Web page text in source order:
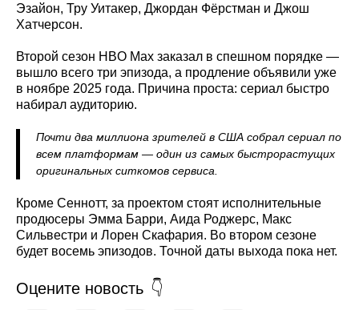
Эзайон, Тру Уитакер, Джордан Фёрстман и Джош
Хатчерсон.
Второй сезон HBO Max заказал в спешном порядке —
вышло всего три эпизода, а продление объявили уже
в ноябре 2025 года. Причина проста: сериал быстро
набирал аудиторию.
Почти два миллиона зрителей в США собрал сериал по
всем платформам — один из самых быстрорастущих
оригинальных ситкомов сервиса.
Кроме Сеннотт, за проектом стоят исполнительные
продюсеры Эмма Барри, Аида Роджерс, Макс
Сильвестри и Лорен Скафария. Во втором сезоне
будет восемь эпизодов. Точной даты выхода пока нет.
Оцените новость